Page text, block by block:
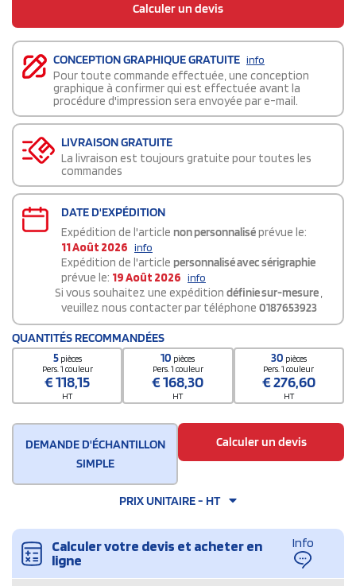
Calculer un devis
CONCEPTION GRAPHIQUE GRATUITE info
Pour toute commande effectuée, une conception
graphique à confirmer qui est effectuée avant la
procédure d'impression sera envoyée par e-mail.
LIVRAISON GRATUITE
La livraison est toujours gratuite pour toutes les
commandes
DATE D'EXPÉDITION
Expédition de l'article non personnaliséprévue le:
11 Août 2026 info
Expédition de l'article personnalisé avec sérigraphie
prévue le: 19 Août 2026 info
Si vous souhaitez une expédition définie sur-mesure,
veuillez nous contacter par téléphone 0187653923
QUANTITÉS RECOMMANDÉES
5 pièces
Pers. 1 couleur
€118,15
HT
10 pièces
Pers. 1 couleur
€168,30
HT
30 pièces
Pers. 1 couleur
€276,60
HT
DEMANDE D'ÉCHANTILLON
SIMPLE
Calculer un devis
PRIX UNITAIRE - HT
Calculer votre devis et acheter en
ligne
Info